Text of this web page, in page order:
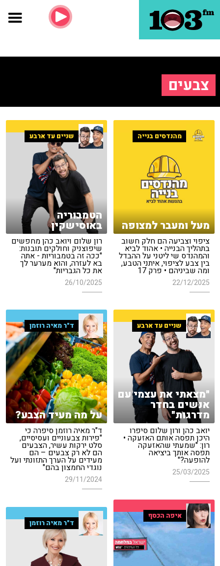
צבעים
מהנדסים בנייה
מעל ומעבר למצופה
ציפוי וצביעה הם חלק חשוב
בתהליך הבנייה • אהוד לביא
והמהנדס שי ליטני על ההבדל
בין צבע לציפוי, איתני הטבע,
ומה שביניהם • פרק 17
22/12/2025
שניים עד ארבע
הטמבוריה
באוסישקין
רון שלום ויואב כהן מחפשים
שיפוצניק וחולקים תובנות:
"ככה זה בטמבוריות - אתה
בא לעזרה, והוא מערער לך
את כל הגבריות"
26/10/2025
שניים עד ארבע
"מצאתי את עצמי עם
אנשים בחדר
מדרגות"
יואב כהן ורון שלום סיפרו
היכן תפסה אותם האזעקה •
רון: "שמעתי שהאזעקה
תפסה אותך ביציאה
להופעה?"
25/03/2025
ד"ר מאיה רוזמן
על מה מעיד הצבע?
ד"ר מאיה רוזמן סיפרה כי
"פירות צבעוניים ועסיסיים,
סלט ירקות עשיר, הצבעים
הם לא רק צבעים – הם
מעידים על הערך התזונתי ועל
נוגדי החמצון בהם"
29/11/2024
איפה הכסף
ד"ר מאיה רוזמן